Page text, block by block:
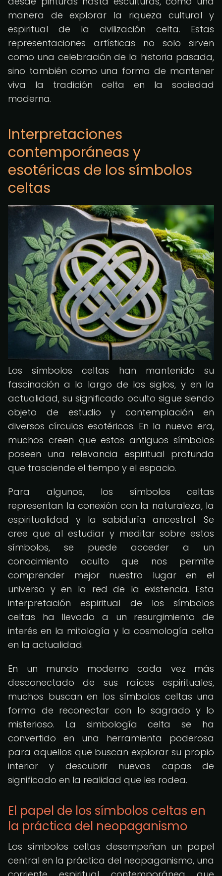
manera de explorar la riqueza cultural y
espiritual de la civilización celta. Estas
representaciones artísticas no solo sirven
como una celebración de la historia pasada,
sino también como una forma de mantener
viva la tradición celta en la sociedad
moderna.
Interpretaciones
contemporáneas y
esotéricas de los símbolos
celtas
Los símbolos celtas han mantenido su
fascinación a lo largo de los siglos, y en la
actualidad, su significado oculto sigue siendo
objeto de estudio y contemplación en
diversos círculos esotéricos. En la nueva era,
muchos creen que estos antiguos símbolos
poseen una relevancia espiritual profunda
que trasciende el tiempo y el espacio.
Para algunos, los símbolos celtas
representan la conexión con la naturaleza, la
espiritualidad y la sabiduría ancestral. Se
cree que al estudiar y meditar sobre estos
símbolos, se puede acceder a un
conocimiento oculto que nos permite
comprender mejor nuestro lugar en el
universo y en la red de la existencia. Esta
interpretación espiritual de los símbolos
celtas ha llevado a un resurgimiento de
interés en la mitología y la cosmología celta
en la actualidad.
En un mundo moderno cada vez más
desconectado de sus raíces espirituales,
muchos buscan en los símbolos celtas una
forma de reconectar con lo sagrado y lo
misterioso. La simbología celta se ha
convertido en una herramienta poderosa
para aquellos que buscan explorar su propio
interior y descubrir nuevas capas de
significado en la realidad que les rodea.
El papel de los símbolos celtas en
la práctica del neopaganismo
Los símbolos celtas desempeñan un papel
central en la práctica del neopaganismo, una